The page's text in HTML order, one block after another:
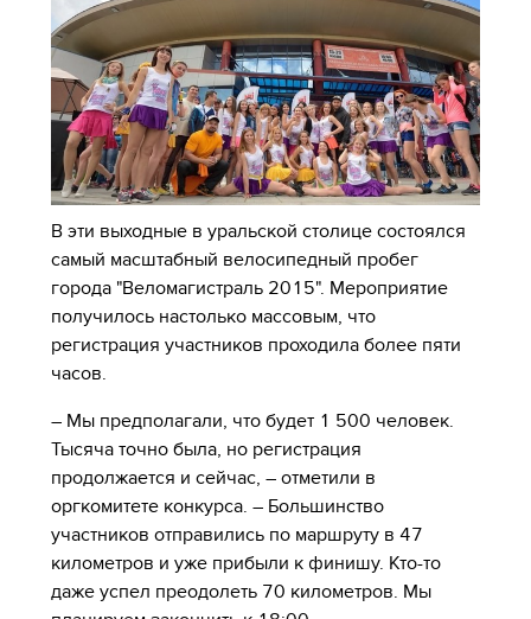
В эти выходные в уральской столице состоялся
самый масштабный велосипедный пробег
города "Веломагистраль 2015". Мероприятие
получилось настолько массовым, что
регистрация участников проходила более пяти
часов.
– Мы предполагали, что будет 1 500 человек.
Тысяча точно была, но регистрация
продолжается и сейчас, – отметили в
оргкомитете конкурса. – Большинство
участников отправились по маршруту в 47
километров и уже прибыли к финишу. Кто-то
даже успел преодолеть 70 километров. Мы